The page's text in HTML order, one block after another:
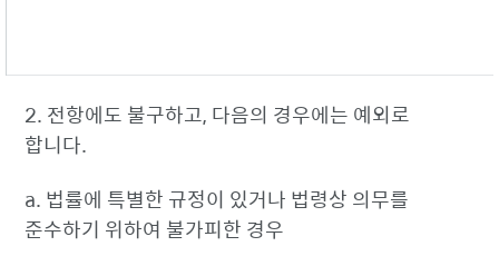
2. 전항에도 불구하고, 다음의 경우에는 예외로
합니다.
a. 법률에 특별한 규정이 있거나 법령상 의무를
준수하기 위하여 불가피한 경우